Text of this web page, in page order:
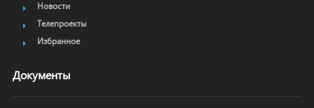
Новости
Телепроекты
Избранное
Документы